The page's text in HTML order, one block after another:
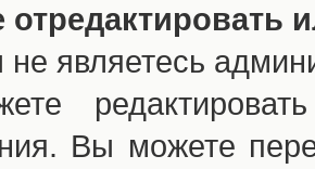
отредактировать
являетесь
Вы можете